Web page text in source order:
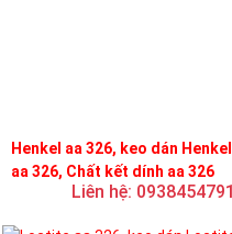
Henkel aa 326, keo dán Henkel
aa 326, Chất kết dính aa 326
Liên hệ: 0938454791